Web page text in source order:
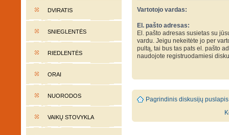
DVIRATIS
SNIEGLENTĖS
RIEDLENTĖS
ORAI
NUORODOS
VAIKŲ STOVYKLA
Vartotojo vardas:
El. pašto adresas:
El. pašto adresas susietas su
vardu. Jeigu nekeitėte jo per
pultą, tai bus tas pats el. pašto
naudojote registruodamiesi
Pagrindinis diskusijų puslapis